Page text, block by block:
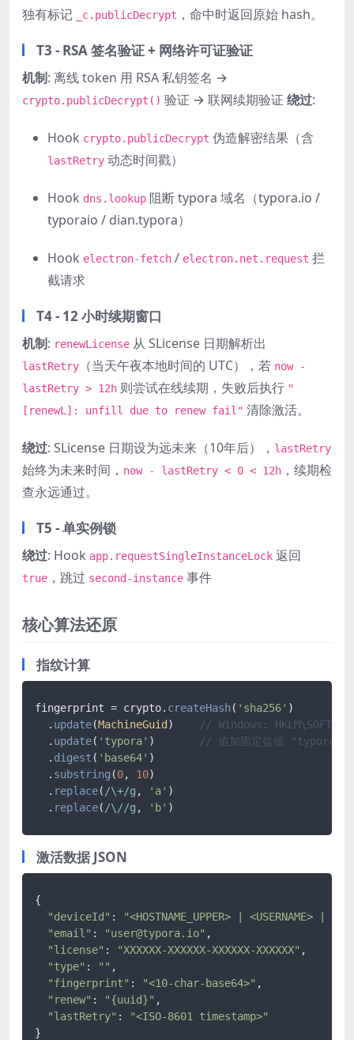
独有标记
_c.publicDecrypt ，命中时返回原始 hash。
T3 - RSA 签名验证 + 网络许可证验证
机制: 离线 token 用 RSA 私钥签名 →
crypto.publicDecrypt() 验证 → 联网续期验证 绕过:
Hook crypto.publicDecrypt 伪造解密结果（含
lastRetry 动态时间戳）
Hook dns.lookup 阻断 typora 域名（typora.io /
typoraio / dian.typora）
Hook electron-fetch / electron.net.request 拦
截请求
T4 - 12 小时续期窗口
机制: renewLicense 从 SLicense 日期解析出
lastRetry （当天午夜本地时间的 UTC），若 now -
lastRetry > 12h 则尝试在线续期，失败后执行 "
[renewL]: unfill due to renew fail" 清除激活。
绕过: SLicense 日期设为远未来（10年后）， lastRetry
始终为未来时间， now - lastRetry < 0 < 12h ，续期检
查永远通过。
T5 - 单实例锁
绕过: Hook app.requestSingleInstanceLock 返回
true ，跳过 second-instance 事件
核心算法还原
指纹计算
fingerprint = crypto. createHash( 'sha256' )
  .
update(MachineGuid )
// Windows:
  .
update( 'typora' )
// 追加固定盐值 "typora"
  .
digest ( 'base64' )
  .
substring (0, 10)
  .
replace( /\+/g , 'a' )
  .
replace( /\//g , 'b' )
激活数据 JSON
{
"deviceId" :
"<HOSTNAME_UPPER> | <USERNAME> |
"email" : "user@typora.io" ,
"license" : "XXXXXX-XXXXXX-XXXXXX-XXXXXX" ,
"type" : "" ,
"fingerprint" : "<10-char-base64>" ,
"renew" : "{uuid}" ,
"lastRetry" :
"<ISO-8601 timestamp>"
}